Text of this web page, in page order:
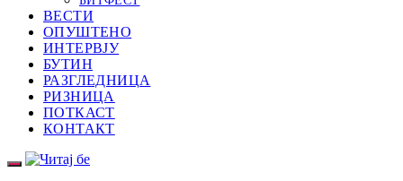
ВЕСТИ
ОПУШТЕНО
ИНТЕРВЈУ
БУТИН
РАЗГЛЕДНИЦА
РИЗНИЦА
ПОТКАСТ
КОНТАКТ